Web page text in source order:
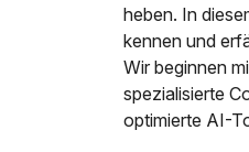
heben. In
kennen und
Wir beginnen
spezialisierte
optimierte AI-